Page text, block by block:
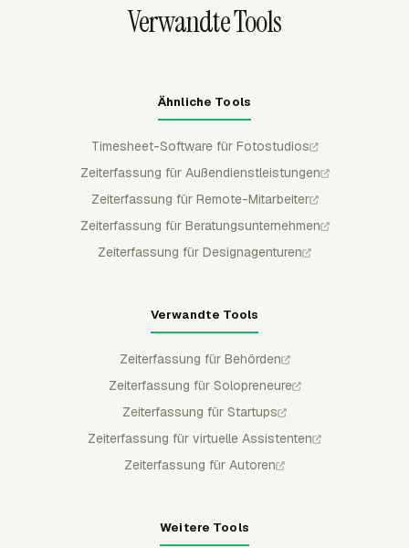
geändert werden.Verwandte Tools
Ähnliche Tools
Timesheet-Software für Fotostudios
Zeiterfassung für Außendienstleistungen
Zeiterfassung für Remote-Mitarbeiter
Zeiterfassung für Beratungsunternehmen
Zeiterfassung für Designagenturen
Verwandte Tools
Zeiterfassung für Behörden
Zeiterfassung für Solopreneure
Zeiterfassung für Startups
Zeiterfassung für virtuelle Assistenten
Zeiterfassung für Autoren
Weitere Tools